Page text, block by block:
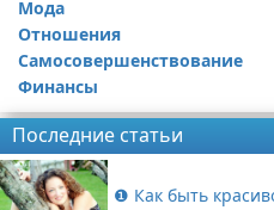
Мода
Отношения
Самосовершенствование
Финансы
Последние статьи
❶ Как быть